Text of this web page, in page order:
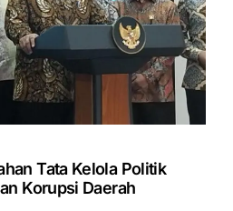
Tata Kelola Politik
Korupsi Daerah